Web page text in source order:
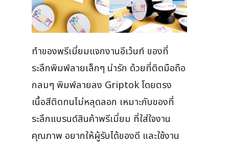
ทำของพรีเมี่ยมแจกงานอีเว้นท์ ของที่
ระลึกพิมพ์ลายเล็กๆ น่ารัก ด้วยที่ติดมือถือ
กลมๆ พิมพ์ลายลง Griptok โดยตรง
เนื้อสีติดทนไม่หลุดลอก เหมาะกับของที่
ระลึกแบรนด์สินค้าพรีเมี่ยม ที่ใส่ใจงาน
คุณภาพ อยากให้ผู้รับได้ของดี และใช้งาน